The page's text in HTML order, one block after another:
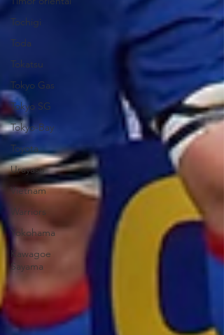
Tochigi
Toda
Tokatsu
Tokyo Gas
Tokyo SG
Tokyo-Bay
Toyota
Urayasu
Vietnam
Warriors
Yokohama
Kawagoe
Sayama